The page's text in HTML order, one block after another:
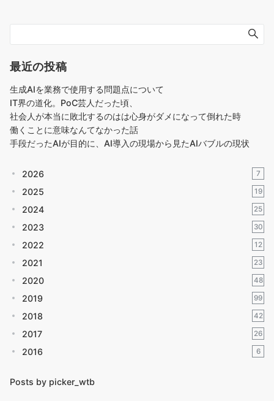
最近の投稿
生成AIを業務で使用する問題点について
IT界の道化。PoC芸人だった頃、
社会人が本当に敗北するのはは心身がダメになって倒れた時
働くことに意味なんてなかった話
手段だったAIが目的に、AI導入の現場から見たAIバブルの現状
2026 7
2025 19
2024 25
2023 30
2022 12
2021 23
2020 48
2019 99
2018 42
2017 26
2016 6
Posts by picker_wtb